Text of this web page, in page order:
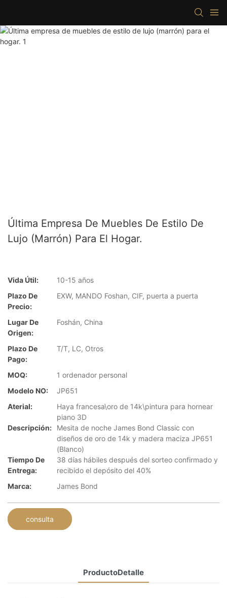
Última Empresa De Muebles De Estilo De
Lujo (marrón) Para El Hogar.
Vida Útil:
10-15 años
Plazo De
Precio:
EXW, MANDO Foshan, CIF, puerta a puerta
Lugar De
Origen:
Foshán, China
Plazo De
Pago:
T/T, LC, Otros
MOQ:
1 ordenador personal
Modelo NO:
JP651
Aterial:
Haya francesa\oro de 14k\pintura para hornear
piano 3D
Descripción:
Mesita de noche James Bond Classic con
diseños de oro de 14k y madera maciza JP651
(Blanco)
Tiempo De
Entrega:
38 días hábiles después del sorteo confirmado y
recibido el depósito del 40%
Marca:
James Bond
consulta
ProductoDetalle